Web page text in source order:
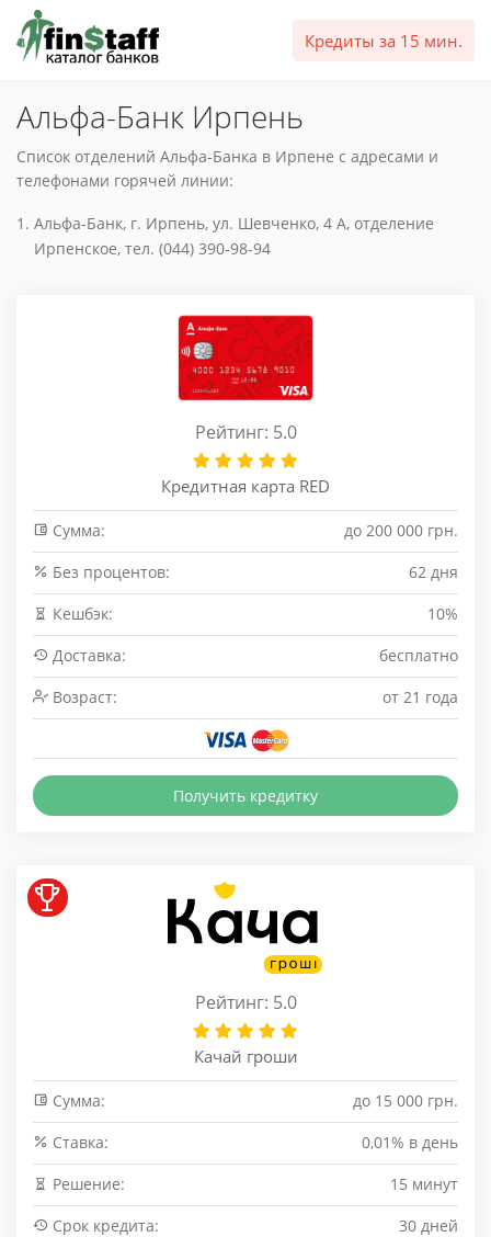
Кредиты за 15 мин.
Альфа-Банк Ирпень
Список отделений Альфа-Банка в Ирпене с адресами и
телефонами горячей линии:
Альфа-Банк, г. Ирпень, ул. Шевченко, 4 А, отделение
Ирпенское, тел. (044) 390-98-94
Рейтинг: 5.0
Кредитная карта RED
Сумма:
до 200 000 грн.
Без процентов:
62 дня
Кешбэк:
10%
Доставка:
бесплатно
Возраст:
от 21 года
Получить кредитку
Рейтинг: 5.0
Качай гроши
Сумма:
до 15 000 грн.
Cтавка:
0,01% в день
Решение:
15 минут
Срок кредита:
30 дней